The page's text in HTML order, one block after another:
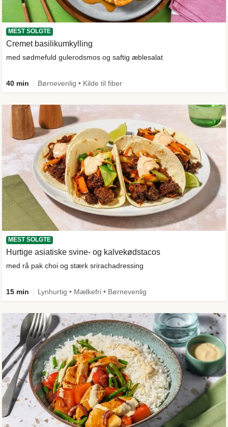
MEST SOLGTE
Cremet basilikumkylling
med sødmefuld gulerodsmos og saftig æblesalat
40 min Børnevenlig • Kilde til fiber
MEST SOLGTE
Hurtige asiatiske svine- og kalvekødstacos
med rå pak choi og stærk srirachadressing
15 min Lynhurtig • Mælkefri • Børnevenlig